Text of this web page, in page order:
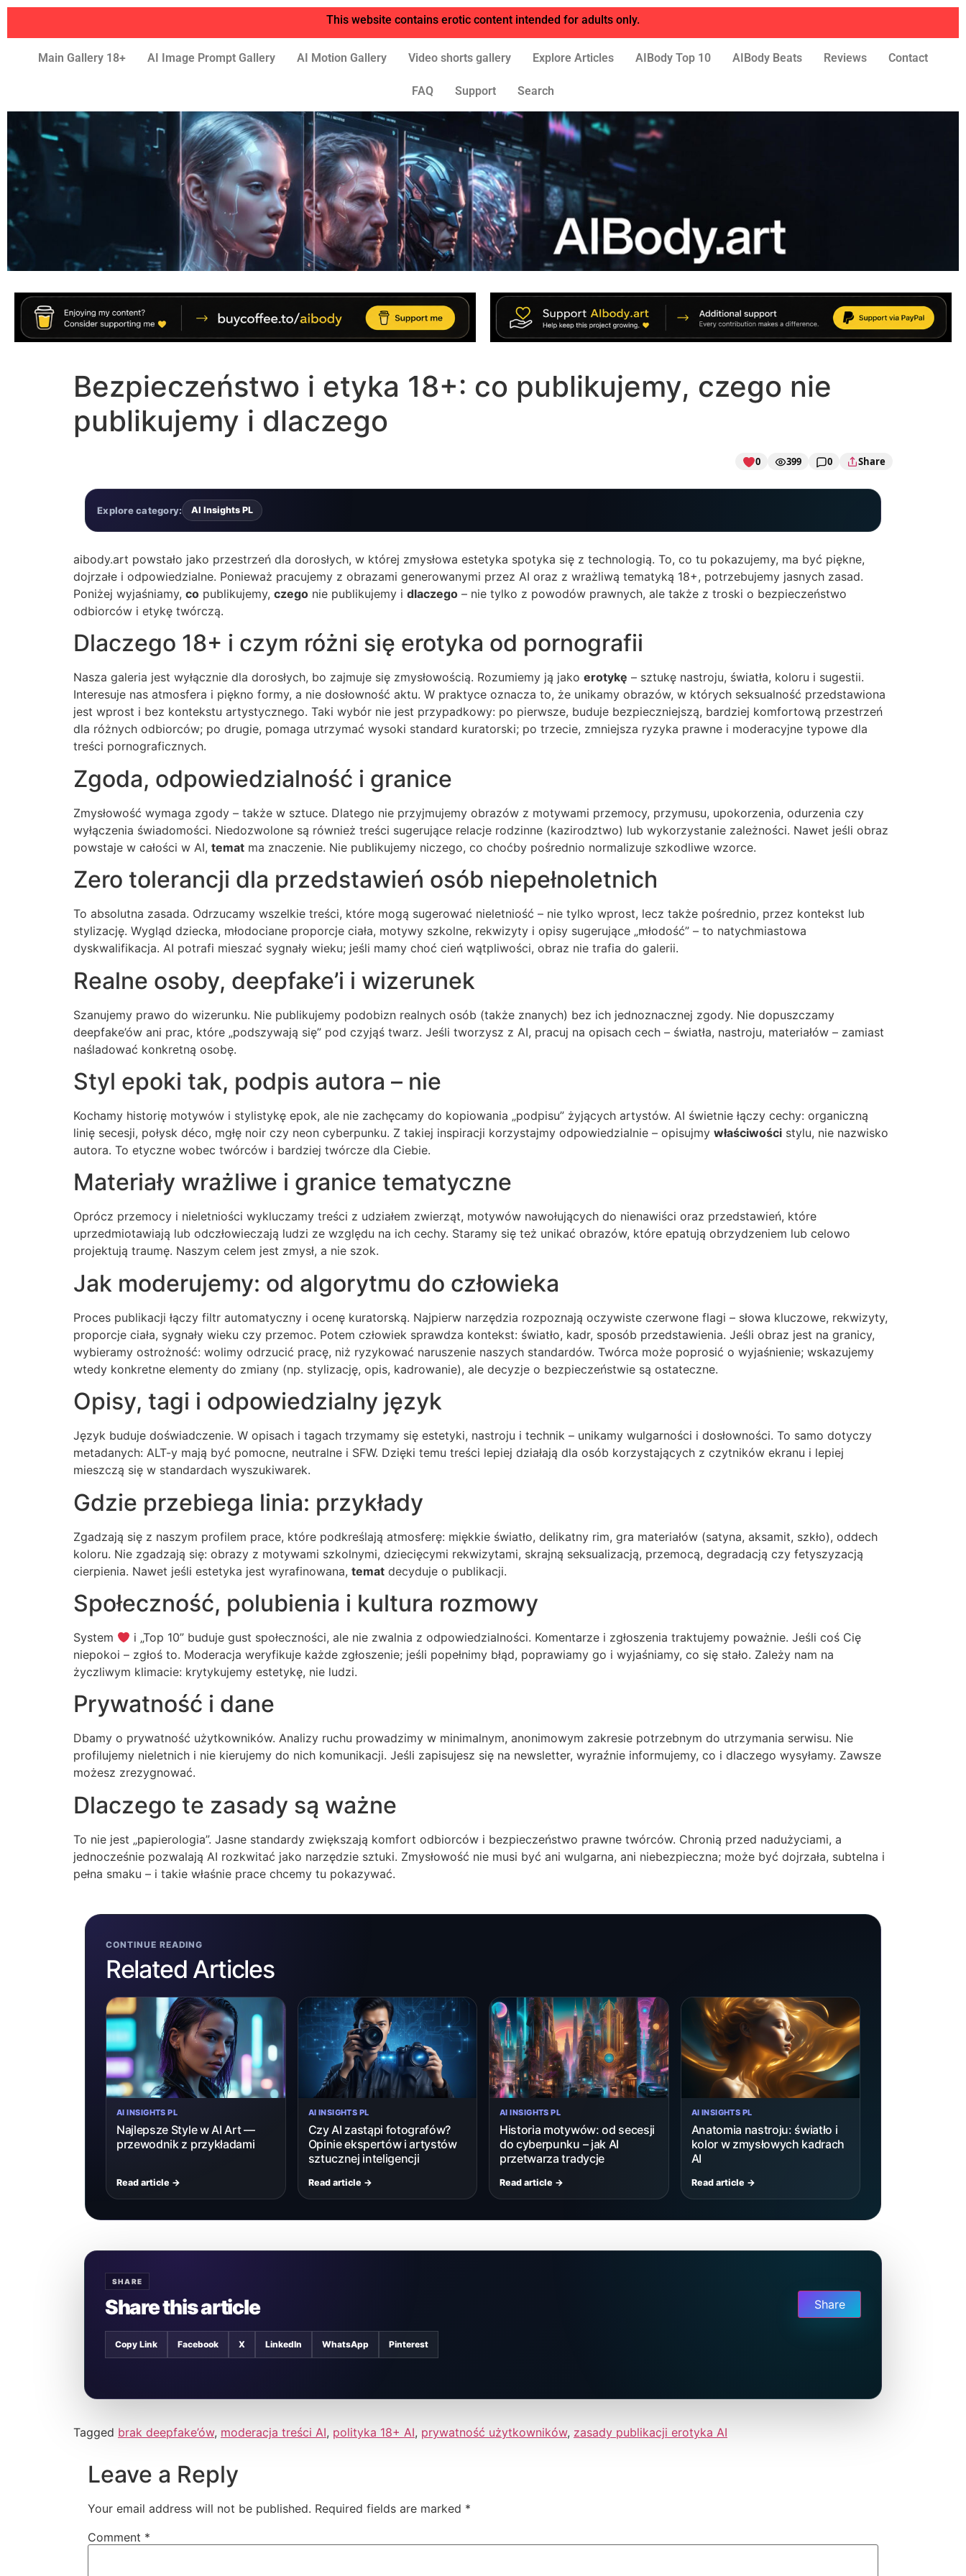
This website contains erotic content intended for adults only.
Main Gallery 18+ AI Image Prompt Gallery AI Motion Gallery Video shorts gallery Explore Articles AIBody Top 10 AIBody Beats Reviews Contact
FAQ Support Search
Bezpieczeństwo i etyka 18+: co publikujemy, czego nie
publikujemy i dlaczego
0 399 0 Share
Explore category: AI Insights PL
aibody.art powstało jako przestrzeń dla dorosłych, w której zmysłowa estetyka spotyka się z technologią. To, co tu pokazujemy, ma być piękne,
dojrzałe i odpowiedzialne. Ponieważ pracujemy z obrazami generowanymi przez AI oraz z wrażliwą tematyką 18+, potrzebujemy jasnych zasad.
Poniżej wyjaśniamy, co publikujemy, czego nie publikujemy i dlaczego – nie tylko z powodów prawnych, ale także z troski o bezpieczeństwo
odbiorców i etykę twórczą.
Dlaczego 18+ i czym różni się erotyka od pornografii
Nasza galeria jest wyłącznie dla dorosłych, bo zajmuje się zmysłowością. Rozumiemy ją jako erotykę – sztukę nastroju, światła, koloru i sugestii.
Interesuje nas atmosfera i piękno formy, a nie dosłowność aktu. W praktyce oznacza to, że unikamy obrazów, w których seksualność przedstawiona
jest wprost i bez kontekstu artystycznego. Taki wybór nie jest przypadkowy: po pierwsze, buduje bezpieczniejszą, bardziej komfortową przestrzeń
dla różnych odbiorców; po drugie, pomaga utrzymać wysoki standard kuratorski; po trzecie, zmniejsza ryzyka prawne i moderacyjne typowe dla
treści pornograficznych.
Zgoda, odpowiedzialność i granice
Zmysłowość wymaga zgody – także w sztuce. Dlatego nie przyjmujemy obrazów z motywami przemocy, przymusu, upokorzenia, odurzenia czy
wyłączenia świadomości. Niedozwolone są również treści sugerujące relacje rodzinne (kazirodztwo) lub wykorzystanie zależności. Nawet jeśli obraz
powstaje w całości w AI, temat ma znaczenie. Nie publikujemy niczego, co choćby pośrednio normalizuje szkodliwe wzorce.
Zero tolerancji dla przedstawień osób niepełnoletnich
To absolutna zasada. Odrzucamy wszelkie treści, które mogą sugerować nieletniość – nie tylko wprost, lecz także pośrednio, przez kontekst lub
stylizację. Wygląd dziecka, młodociane proporcje ciała, motywy szkolne, rekwizyty i opisy sugerujące „młodość” – to natychmiastowa
dyskwalifikacja. AI potrafi mieszać sygnały wieku; jeśli mamy choć cień wątpliwości, obraz nie trafia do galerii.
Realne osoby, deepfake’i i wizerunek
Szanujemy prawo do wizerunku. Nie publikujemy podobizn realnych osób (także znanych) bez ich jednoznacznej zgody. Nie dopuszczamy
deepfake’ów ani prac, które „podszywają się” pod czyjąś twarz. Jeśli tworzysz z AI, pracuj na opisach cech – światła, nastroju, materiałów – zamiast
naśladować konkretną osobę.
Styl epoki tak, podpis autora – nie
Kochamy historię motywów i stylistykę epok, ale nie zachęcamy do kopiowania „podpisu” żyjących artystów. AI świetnie łączy cechy: organiczną
linię secesji, połysk déco, mgłę noir czy neon cyberpunku. Z takiej inspiracji korzystajmy odpowiedzialnie – opisujmy właściwości stylu, nie nazwisko
autora. To etyczne wobec twórców i bardziej twórcze dla Ciebie.
Materiały wrażliwe i granice tematyczne
Oprócz przemocy i nieletniości wykluczamy treści z udziałem zwierząt, motywów nawołujących do nienawiści oraz przedstawień, które
uprzedmiotawiają lub odczłowieczają ludzi ze względu na ich cechy. Staramy się też unikać obrazów, które epatują obrzydzeniem lub celowo
projektują traumę. Naszym celem jest zmysł, a nie szok.
Jak moderujemy: od algorytmu do człowieka
Proces publikacji łączy filtr automatyczny i ocenę kuratorską. Najpierw narzędzia rozpoznają oczywiste czerwone flagi – słowa kluczowe, rekwizyty,
proporcje ciała, sygnały wieku czy przemoc. Potem człowiek sprawdza kontekst: światło, kadr, sposób przedstawienia. Jeśli obraz jest na granicy,
wybieramy ostrożność: wolimy odrzucić pracę, niż ryzykować naruszenie naszych standardów. Twórca może poprosić o wyjaśnienie; wskazujemy
wtedy konkretne elementy do zmiany (np. stylizację, opis, kadrowanie), ale decyzje o bezpieczeństwie są ostateczne.
Opisy, tagi i odpowiedzialny język
Język buduje doświadczenie. W opisach i tagach trzymamy się estetyki, nastroju i technik – unikamy wulgarności i dosłowności. To samo dotyczy
metadanych: ALT-y mają być pomocne, neutralne i SFW. Dzięki temu treści lepiej działają dla osób korzystających z czytników ekranu i lepiej
mieszczą się w standardach wyszukiwarek.
Gdzie przebiega linia: przykłady
Zgadzają się z naszym profilem prace, które podkreślają atmosferę: miękkie światło, delikatny rim, gra materiałów (satyna, aksamit, szkło), oddech
koloru. Nie zgadzają się: obrazy z motywami szkolnymi, dziecięcymi rekwizytami, skrajną seksualizacją, przemocą, degradacją czy fetyszyzacją
cierpienia. Nawet jeśli estetyka jest wyrafinowana, temat decyduje o publikacji.
Społeczność, polubienia i kultura rozmowy
System
i „Top 10” buduje gust społeczności, ale nie zwalnia z odpowiedzialności. Komentarze i zgłoszenia traktujemy poważnie. Jeśli coś Cię
niepokoi – zgłoś to. Moderacja weryfikuje każde zgłoszenie; jeśli popełnimy błąd, poprawiamy go i wyjaśniamy, co się stało. Zależy nam na
życzliwym klimacie: krytykujemy estetykę, nie ludzi.
Prywatność i dane
Dbamy o prywatność użytkowników. Analizy ruchu prowadzimy w minimalnym, anonimowym zakresie potrzebnym do utrzymania serwisu. Nie
profilujemy nieletnich i nie kierujemy do nich komunikacji. Jeśli zapisujesz się na newsletter, wyraźnie informujemy, co i dlaczego wysyłamy. Zawsze
możesz zrezygnować.
Dlaczego te zasady są ważne
To nie jest „papierologia”. Jasne standardy zwiększają komfort odbiorców i bezpieczeństwo prawne twórców. Chronią przed nadużyciami, a
jednocześnie pozwalają AI rozkwitać jako narzędzie sztuki. Zmysłowość nie musi być ani wulgarna, ani niebezpieczna; może być dojrzała, subtelna i
pełna smaku – i takie właśnie prace chcemy tu pokazywać.
CONTINUE READING
Related Articles
AI INSIGHTS PL
Najlepsze Style w AI Art —
przewodnik z przykładami
Read article →
AI INSIGHTS PL
Czy AI zastąpi fotografów?
Opinie ekspertów i artystów
sztucznej inteligencji
Read article →
AI INSIGHTS PL
Historia motywów: od secesji
do cyberpunku – jak AI
przetwarza tradycje
Read article →
AI INSIGHTS PL
Anatomia nastroju: światło i
kolor w zmysłowych kadrach
AI
Read article →
SHARE
Share this article Share
Copy Link Facebook X LinkedIn WhatsApp Pinterest
Tagged brak deepfake’ów, moderacja treści AI, polityka 18+ AI, prywatność użytkowników, zasady publikacji erotyka AI
Leave a Reply
Your email address will not be published. Required fields are marked *
Comment *